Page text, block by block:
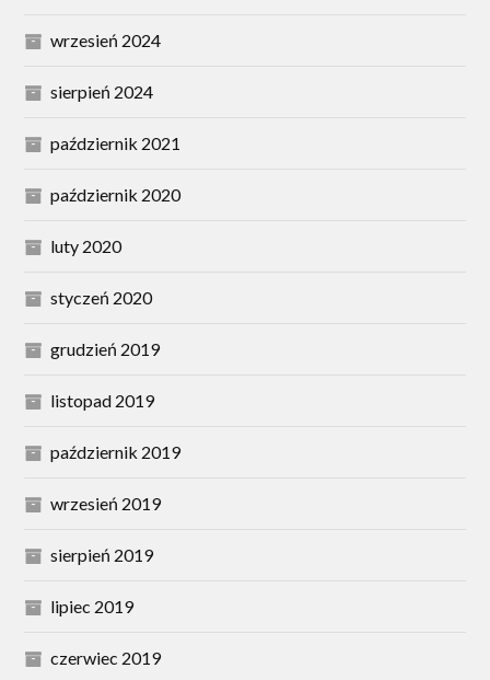
wrzesień 2024
sierpień 2024
październik 2021
październik 2020
luty 2020
styczeń 2020
grudzień 2019
listopad 2019
październik 2019
wrzesień 2019
sierpień 2019
lipiec 2019
czerwiec 2019